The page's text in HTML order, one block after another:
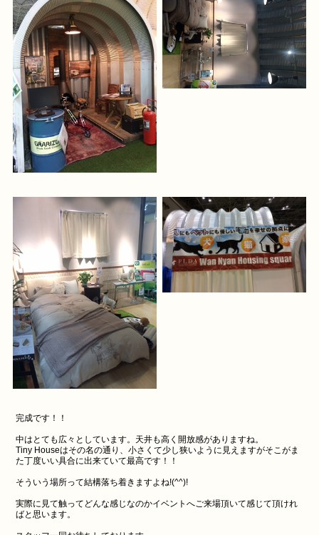
完成です！！
中はとても広々としています。天井も高く開放感がありますね。
Tiny Houseはその名の通り、小さくて少し狭いように見えますがそこがま
た丁度いい具合に出来ていて最高です！！
そういう場所って結構落ち着きますよね!(^^)!
実際に見て触ってどんな感じなのかイベントへご来場頂いて感じて頂けれ
ばと思います。